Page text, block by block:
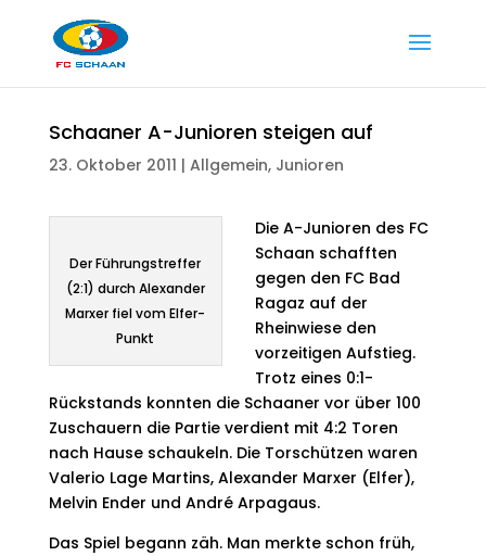
Schaaner A-Junioren steigen auf
23. Oktober 2011 | Allgemein, Junioren
Der Führungstreffer
(2:1) durch Alexander
Marxer fiel vom Elfer-
Punkt
Die A-Junioren des FC
Schaan schafften
gegen den FC Bad
Ragaz auf der
Rheinwiese den
vorzeitigen Aufstieg.
Trotz eines 0:1-
Rückstands konnten die Schaaner vor über 100
Zuschauern die Partie verdient mit 4:2 Toren
nach Hause schaukeln. Die Torschützen waren
Valerio Lage Martins, Alexander Marxer (Elfer),
Melvin Ender und André Arpagaus.
Das Spiel begann zäh. Man merkte schon früh,